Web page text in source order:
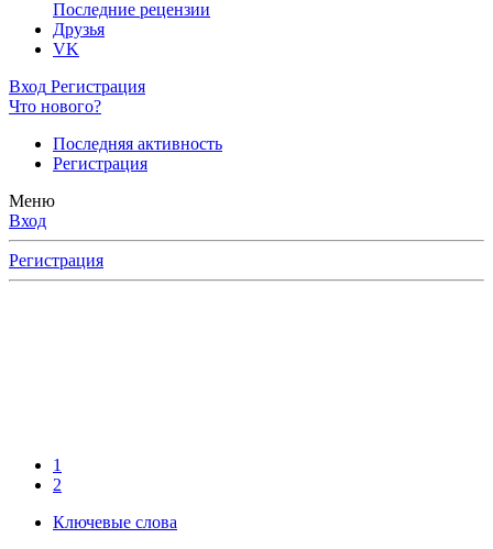
Последние рецензии
Друзья
VK
Вход Регистрация
Что нового?
Последняя активность
Регистрация
Меню
Вход
Регистрация
1
2
Ключевые слова